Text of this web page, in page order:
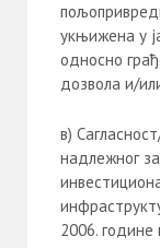
укњижена у
односно
дозвола и/
в)
надлежног
2006. године